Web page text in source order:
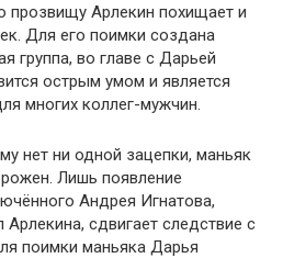
прозвищу Арлекин похищает и
Для его поимки создана
группа, во главе с Дарьей
острым умом и является
многих коллег-мужчин.
нет ни одной зацепки, маньяк
Лишь появление
Андрея Игнатова,
сдвигает следствие с
поимки маньяка Дарья